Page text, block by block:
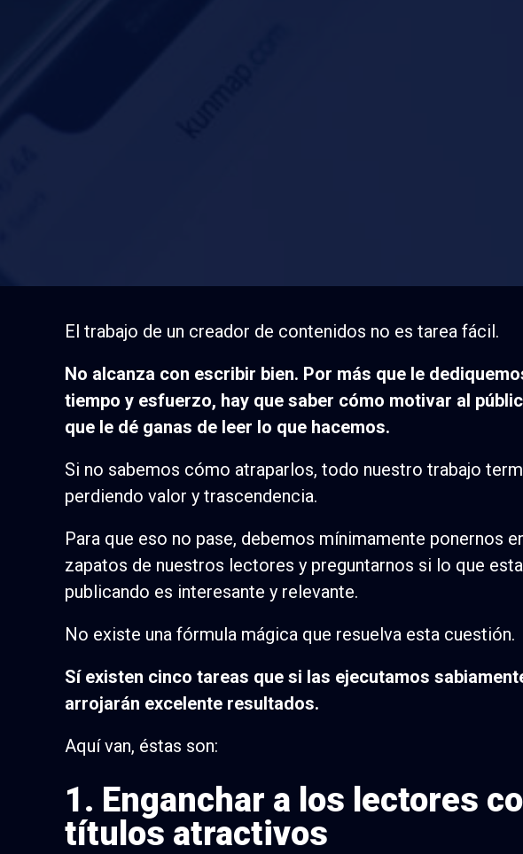
El trabajo de un creador de contenidos no es tarea fácil.
No alcanza con escribir bien. Por más que le
tiempo y esfuerzo, hay que saber cómo motivar al
que le dé ganas de leer lo que hacemos.
Si no sabemos cómo atraparlos, todo nuestro trabajo
perdiendo valor y trascendencia.
Para que eso no pase, debemos mínimamente ponernos
zapatos de nuestros lectores y preguntarnos si lo que
publicando es interesante y relevante.
No existe una fórmula mágica que resuelva esta cuestión.
Sí existen cinco tareas que si las ejecutamos
arrojarán excelente resultados.
Aquí van, éstas son:
1. Enganchar a los lectores
títulos atractivos